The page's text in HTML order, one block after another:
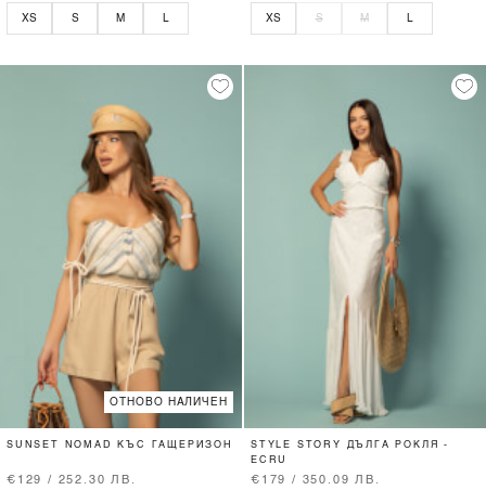
XS S M L XS S M L
ОТНОВО НАЛИЧЕН
SUNSET NOMAD КЪС ГАЩЕРИЗОН
€129 / 252.30 ЛВ.
STYLE STORY ДЪЛГА РОКЛЯ -
ECRU
€179 / 350.09 ЛВ.